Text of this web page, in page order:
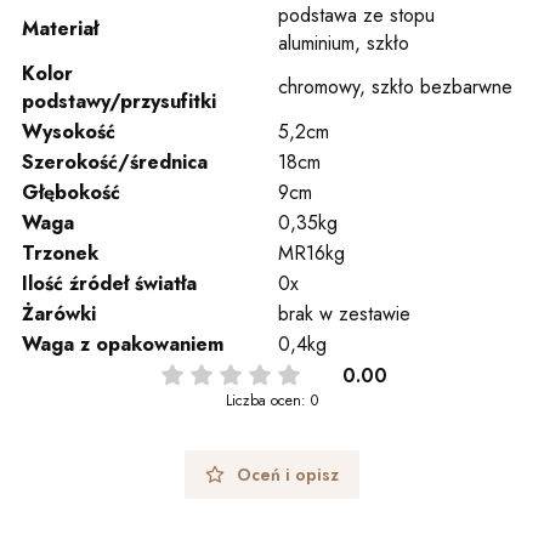
Materiał
podstawa ze stopu
aluminium, szkło
Kolor
podstawy/przysufitki
chromowy, szkło bezbarwne
Wysokość
5,2cm
Szerokość/średnica
18cm
Głębokość
9cm
Waga
0,35kg
Trzonek
MR16kg
Ilość źródeł światła
0x
Żarówki
brak w zestawie
Waga z opakowaniem
0,4kg
0.00
Liczba ocen: 0
Oceń i opisz